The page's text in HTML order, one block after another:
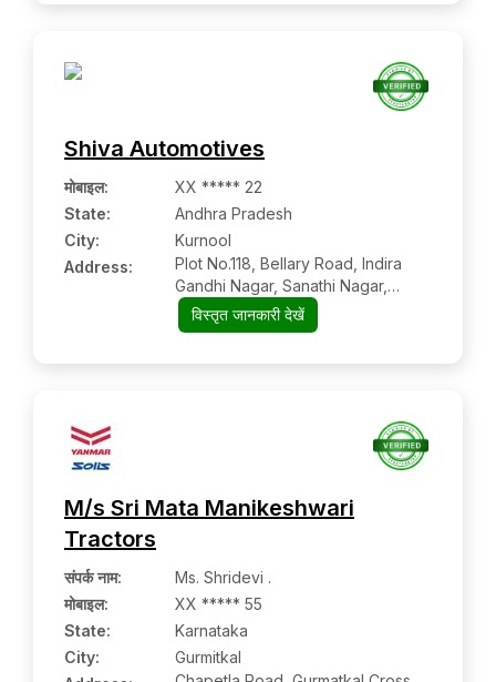
Shiva Automotives
मोबाइल:
XX ***** 22
State:
Andhra Pradesh
City:
Kurnool
Address:
Plot No.118, Bellary Road, Indira
Gandhi Nagar, Sanathi Nagar,
Kurnool
विस्तृत जानकारी देखें
M/s Sri Mata Manikeshwari
Tractors
संपर्क नाम:
Ms. Shridevi .
मोबाइल:
XX ***** 55
State:
Karnataka
City:
Gurmitkal